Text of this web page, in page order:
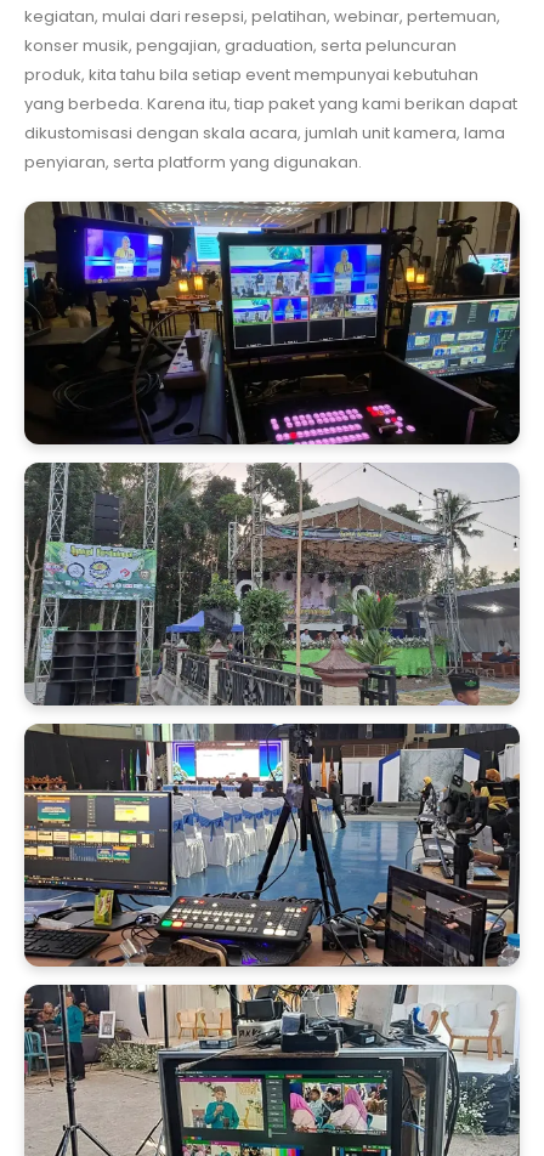
kegiatan, mulai dari resepsi, pelatihan, webinar, pertemuan,
konser musik, pengajian, graduation, serta peluncuran
produk, kita tahu bila setiap event mempunyai kebutuhan
yang berbeda. Karena itu, tiap paket yang kami berikan dapat
dikustomisasi dengan skala acara, jumlah unit kamera, lama
penyiaran, serta platform yang digunakan.